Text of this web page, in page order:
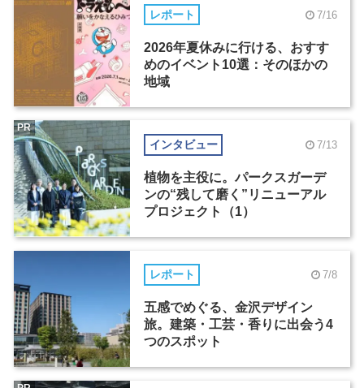
レポート 7/16
2026年夏休みに行ける、おすす
めのイベント10選：そのほかの
地域
インタビュー 7/13
植物を主役に。パークスガーデ
ンの“残して磨く”リニューアル
プロジェクト（1）
PR
レポート 7/8
五感でめぐる、金沢デザイン
旅。建築・工芸・香りに出会う4
つのスポット